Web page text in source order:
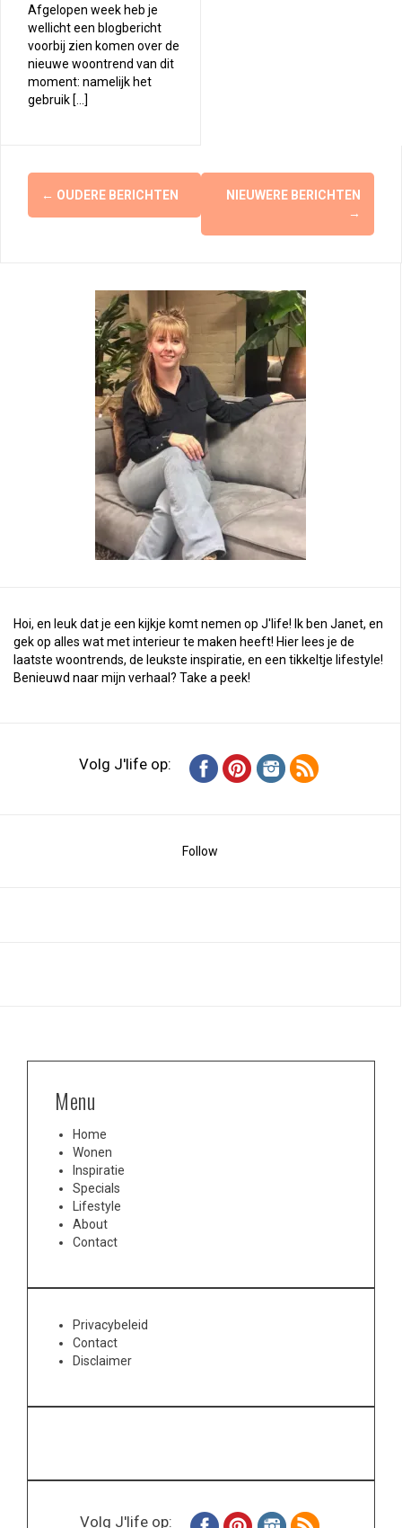
Afgelopen week heb je
wellicht een blogbericht
voorbij zien komen over de
nieuwe woontrend van dit
moment: namelijk het
gebruik […]
Berichtennavigatie
← OUDERE BERICHTEN
NIEUWERE BERICHTEN
→
Hoi, en leuk dat je een kijkje komt nemen op J'life! Ik ben Janet, en
gek op alles wat met interieur te maken heeft! Hier lees je de
laatste woontrends, de leukste inspiratie, en een tikkeltje lifestyle!
Benieuwd naar mijn verhaal? Take a peek!
Volg J'life op:
Follow
Menu
Home
Wonen
Inspiratie
Specials
Lifestyle
About
Contact
Privacybeleid
Contact
Disclaimer
Volg J'life op: